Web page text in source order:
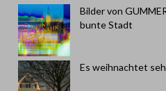
Bilder von
bunte Stadt
Es weihnachtet